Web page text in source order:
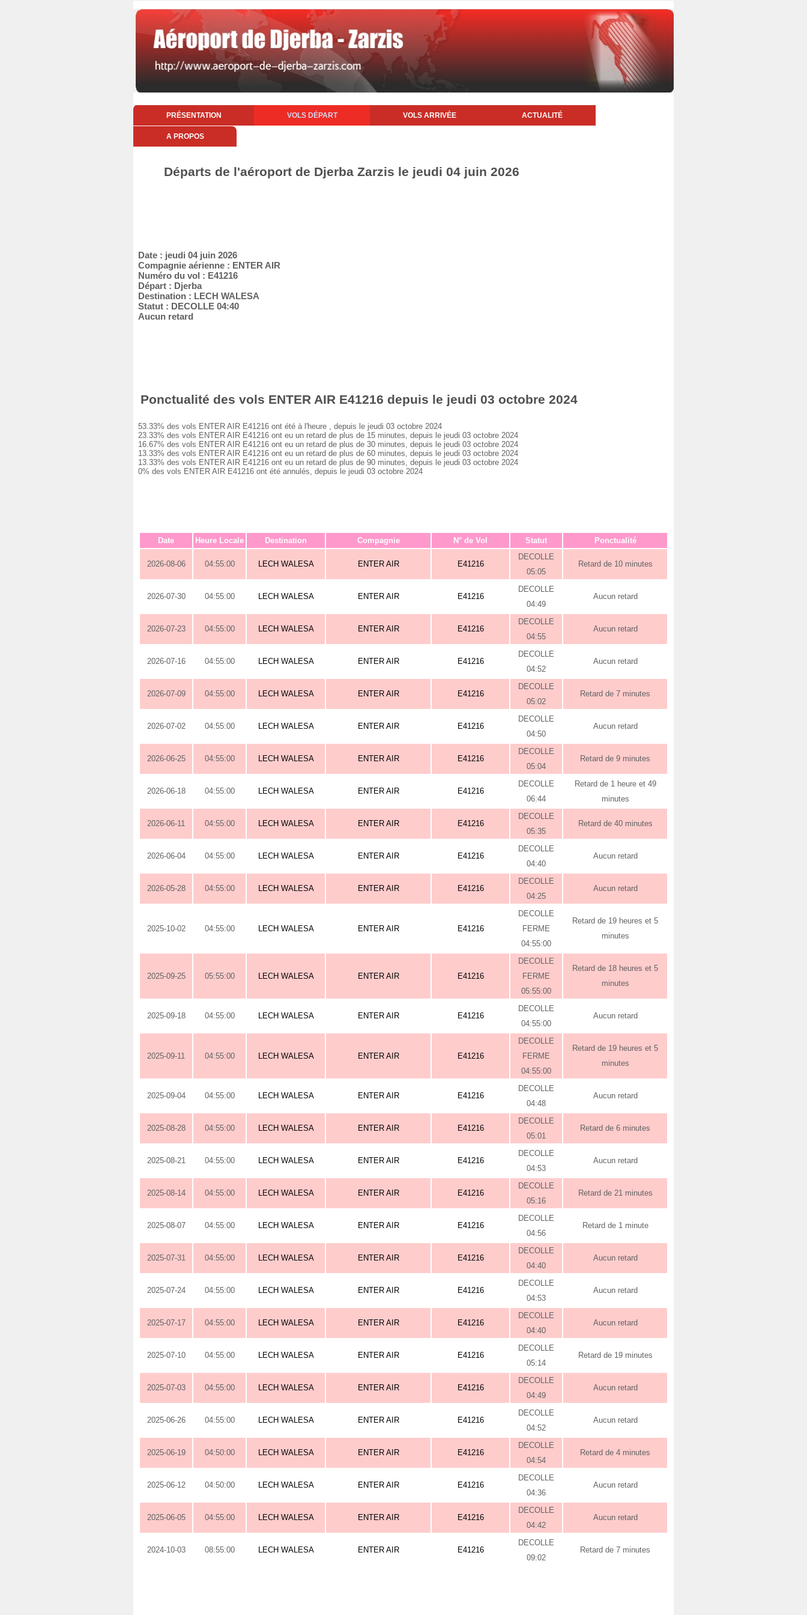
PRÉSENTATION VOLS DÉPART VOLS ARRIVÉE ACTUALITÉ
A PROPOS
Départs de l'aéroport de Djerba Zarzis le jeudi 04 juin 2026
Date : jeudi 04 juin 2026
Compagnie aérienne : ENTER AIR
Numéro du vol : E41216
Départ : Djerba
Destination : LECH WALESA
Statut : DECOLLE 04:40
Aucun retard
Ponctualité des vols ENTER AIR E41216 depuis le jeudi 03 octobre 2024
53.33% des vols ENTER AIR E41216 ont été à l'heure , depuis le jeudi 03 octobre 2024
23.33% des vols ENTER AIR E41216 ont eu un retard de plus de 15 minutes, depuis le jeudi 03 octobre 2024
16.67% des vols ENTER AIR E41216 ont eu un retard de plus de 30 minutes, depuis le jeudi 03 octobre 2024
13.33% des vols ENTER AIR E41216 ont eu un retard de plus de 60 minutes, depuis le jeudi 03 octobre 2024
13.33% des vols ENTER AIR E41216 ont eu un retard de plus de 90 minutes, depuis le jeudi 03 octobre 2024
0% des vols ENTER AIR E41216 ont été annulés, depuis le jeudi 03 octobre 2024
Date Heure Locale Destination Compagnie N° de Vol Statut Ponctualité
2026-08-06 04:55:00 LECH WALESA ENTER AIR E41216
DECOLLE
05:05
Retard de 10 minutes
2026-07-30 04:55:00 LECH WALESA ENTER AIR E41216
DECOLLE
04:49
Aucun retard
2026-07-23 04:55:00 LECH WALESA ENTER AIR E41216
DECOLLE
04:55
Aucun retard
2026-07-16 04:55:00 LECH WALESA ENTER AIR E41216
DECOLLE
04:52
Aucun retard
2026-07-09 04:55:00 LECH WALESA ENTER AIR E41216
DECOLLE
05:02
Retard de 7 minutes
2026-07-02 04:55:00 LECH WALESA ENTER AIR E41216
DECOLLE
04:50
Aucun retard
2026-06-25 04:55:00 LECH WALESA ENTER AIR E41216
DECOLLE
05:04
Retard de 9 minutes
2026-06-18 04:55:00 LECH WALESA ENTER AIR E41216
DECOLLE
06:44
Retard de 1 heure et 49
minutes
2026-06-11 04:55:00 LECH WALESA ENTER AIR E41216
DECOLLE
05:35
Retard de 40 minutes
2026-06-04 04:55:00 LECH WALESA ENTER AIR E41216
DECOLLE
04:40
Aucun retard
2026-05-28 04:55:00 LECH WALESA ENTER AIR E41216
DECOLLE
04:25
Aucun retard
2025-10-02 04:55:00 LECH WALESA ENTER AIR E41216
DECOLLE
FERME
04:55:00
Retard de 19 heures et 5
minutes
2025-09-25 05:55:00 LECH WALESA ENTER AIR E41216
DECOLLE
FERME
05:55:00
Retard de 18 heures et 5
minutes
2025-09-18 04:55:00 LECH WALESA ENTER AIR E41216
DECOLLE
04:55:00
Aucun retard
2025-09-11 04:55:00 LECH WALESA ENTER AIR E41216
DECOLLE
FERME
04:55:00
Retard de 19 heures et 5
minutes
2025-09-04 04:55:00 LECH WALESA ENTER AIR E41216
DECOLLE
04:48
Aucun retard
2025-08-28 04:55:00 LECH WALESA ENTER AIR E41216
DECOLLE
05:01
Retard de 6 minutes
2025-08-21 04:55:00 LECH WALESA ENTER AIR E41216
DECOLLE
04:53
Aucun retard
2025-08-14 04:55:00 LECH WALESA ENTER AIR E41216
DECOLLE
05:16
Retard de 21 minutes
2025-08-07 04:55:00 LECH WALESA ENTER AIR E41216
DECOLLE
04:56
Retard de 1 minute
2025-07-31 04:55:00 LECH WALESA ENTER AIR E41216
DECOLLE
04:40
Aucun retard
2025-07-24 04:55:00 LECH WALESA ENTER AIR E41216
DECOLLE
04:53
Aucun retard
2025-07-17 04:55:00 LECH WALESA ENTER AIR E41216
DECOLLE
04:40
Aucun retard
2025-07-10 04:55:00 LECH WALESA ENTER AIR E41216
DECOLLE
05:14
Retard de 19 minutes
2025-07-03 04:55:00 LECH WALESA ENTER AIR E41216
DECOLLE
04:49
Aucun retard
2025-06-26 04:55:00 LECH WALESA ENTER AIR E41216
DECOLLE
04:52
Aucun retard
2025-06-19 04:50:00 LECH WALESA ENTER AIR E41216
DECOLLE
04:54
Retard de 4 minutes
2025-06-12 04:50:00 LECH WALESA ENTER AIR E41216
DECOLLE
04:36
Aucun retard
2025-06-05 04:55:00 LECH WALESA ENTER AIR E41216
DECOLLE
04:42
Aucun retard
2024-10-03 08:55:00 LECH WALESA ENTER AIR E41216
DECOLLE
09:02
Retard de 7 minutes